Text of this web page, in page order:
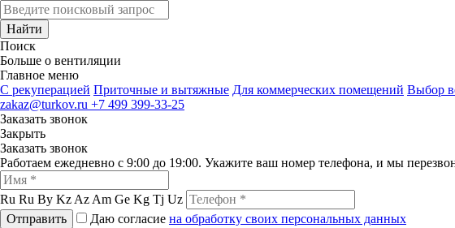
Найти
Поиск
Больше о вентиляции
Главное меню
C рекуперацией Приточные и вытяжные Для коммерческих помещений Выбор
zakaz@turkov.ru +7 499 399-33-25
Заказать звонок
Закрыть
Заказать звонок
Работаем ежедневно с 9:00 до 19:00. Укажите ваш номер телефона, и мы
Ru Ru By Kz Az Am Ge Kg Tj Uz
Отправить
Даю согласие на обработку своих персональных данных